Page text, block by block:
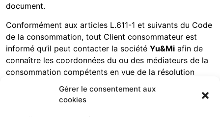
Gérer le consentement aux
cookies
document.
Conformément aux articles L.611-1 et suivants du Code
de la consommation, tout Client consommateur est
informé qu’il peut contacter la société Yu&Mi afin de
connaître les coordonnées du ou des médiateurs de la
consommation compétents en vue de la résolution
amiable d’un litige.
A défaut d’accord amiable, le consommateur peut saisir
soit l’une des juridictions territorialement compétentes